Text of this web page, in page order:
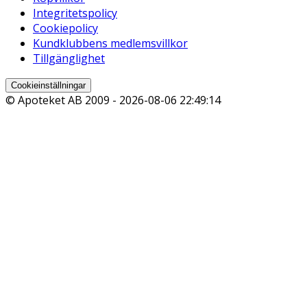
Integritetspolicy
Cookiepolicy
Kundklubbens medlemsvillkor
Tillgänglighet
Cookieinställningar
© Apoteket AB 2009 - 2026-08-06 22:49:14